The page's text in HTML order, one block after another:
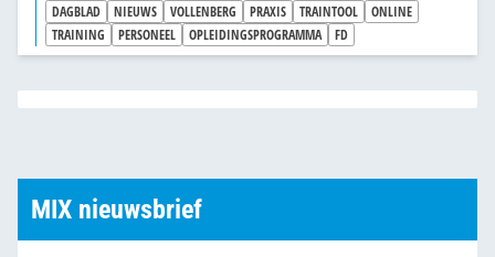
DAGBLAD NIEUWS VOLLENBERG PRAXIS TRAINTOOL
ONLINE
TRAINING
PERSONEEL OPLEIDINGSPROGRAMMA FD
MIX nieuwsbrief